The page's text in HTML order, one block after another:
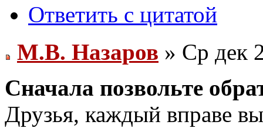
Ответить с цитатой
М.В. Назаров » Ср дек
Сначала позвольте
Друзья, каждый вправе